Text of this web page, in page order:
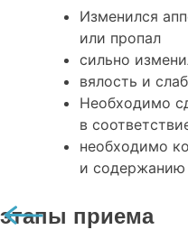
Изменился
или пропал
сильно
вялость и
Необходимо
в
необходимо
и содержанию
этапы приема